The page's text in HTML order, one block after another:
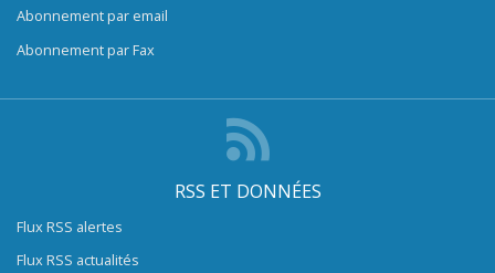
Abonnement par email
Abonnement par Fax
RSS ET DONNÉES
Flux RSS alertes
Flux RSS actualités